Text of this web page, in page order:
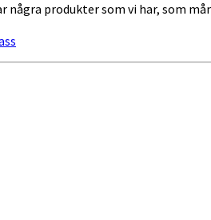
produkter som vi har, som